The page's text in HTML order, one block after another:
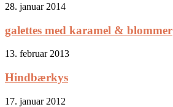
28. januar 2014
galettes med karamel & blommer
13. februar 2013
Hindbærkys
17. januar 2012